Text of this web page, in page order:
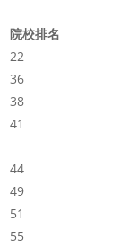
院校排名
22
36
38
41
44
49
51
55